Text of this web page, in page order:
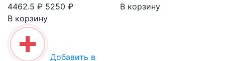
4462.5 ₽ 5250 ₽
В корзину
В корзину
Добавить в